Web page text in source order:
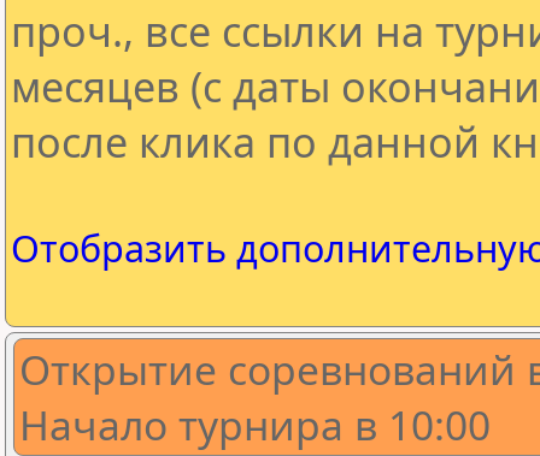
проч., все ссылки на
месяцев (с даты
после клика по данной
Отобразить
Открытие соревнований
Начало турнира в 10:00